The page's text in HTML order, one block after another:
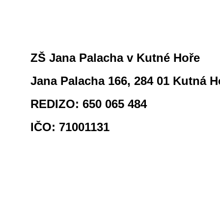
ZŠ Jana Palacha v Kutné Hoře
Jana Palacha 166, 284 01 Kutná
REDIZO: 650 065 484
IČO: 71001131